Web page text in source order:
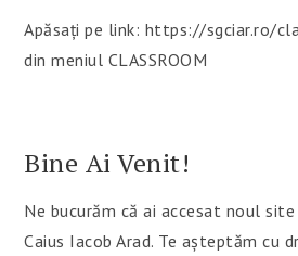
Apăsați pe link: https://sgciar.ro/
din meniul CLASSROOM
Bine Ai Venit!
Ne bucurăm că ai accesat noul
Caius Iacob Arad. Te așteptăm cu